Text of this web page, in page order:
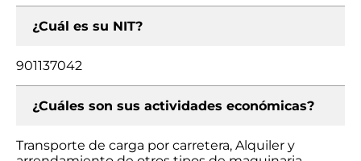
¿Cuál es su NIT?
901137042
¿Cuáles son sus actividades económicas?
Transporte de carga por carretera, Alquiler y